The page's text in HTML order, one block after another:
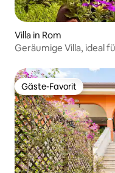
Villa in Rom
Geräumige Villa, ideal
Gäste-Favorit
Gäste-Favorit